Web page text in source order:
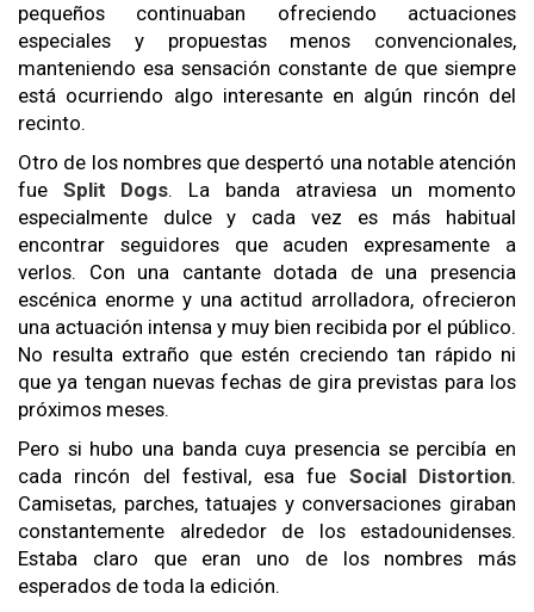
pequeños continuaban ofreciendo actuaciones
especiales y propuestas menos convencionales,
manteniendo esa sensación constante de que siempre
está ocurriendo algo interesante en algún rincón del
recinto.
Otro de los nombres que despertó una notable atención
fue Split Dogs. La banda atraviesa un momento
especialmente dulce y cada vez es más habitual
encontrar seguidores que acuden expresamente a
verlos. Con una cantante dotada de una presencia
escénica enorme y una actitud arrolladora, ofrecieron
una actuación intensa y muy bien recibida por el público.
No resulta extraño que estén creciendo tan rápido ni
que ya tengan nuevas fechas de gira previstas para los
próximos meses.
Pero si hubo una banda cuya presencia se percibía en
cada rincón del festival, esa fue Social Distortion.
Camisetas, parches, tatuajes y conversaciones giraban
constantemente alrededor de los estadounidenses.
Estaba claro que eran uno de los nombres más
esperados de toda la edición.